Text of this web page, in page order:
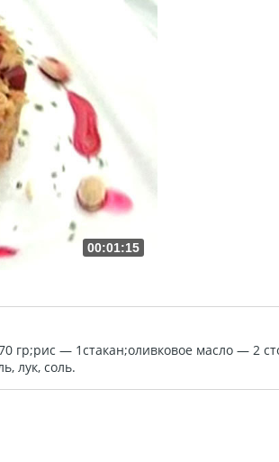
00:01:15
гр;рис — 1стакан;оливковое масло — 2
лук, соль.